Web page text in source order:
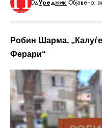
ОдУредник Објавено:
Робин Шарма,
Ферари“